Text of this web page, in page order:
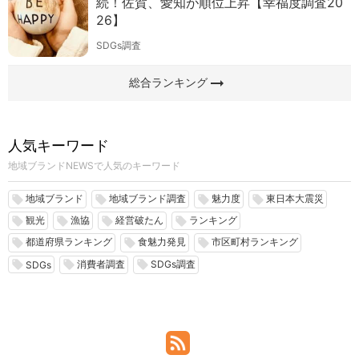
26】
SDGs調査
総合ランキングarrow_right_alt
人気キーワード
地域ブランドNEWSで人気のキーワード
local_offer 地域ブランド local_offer 地域ブランド調査 local_offer 魅力度 local_offer 東日本大震災
local_offer 観光 local_offer 漁協 local_offer 経営破たん local_offer ランキング
local_offer 都道府県ランキング local_offer 食魅力発見 local_offer 市区町村ランキング
local_offer SDGs local_offer 消費者調査 local_offer SDGs調査